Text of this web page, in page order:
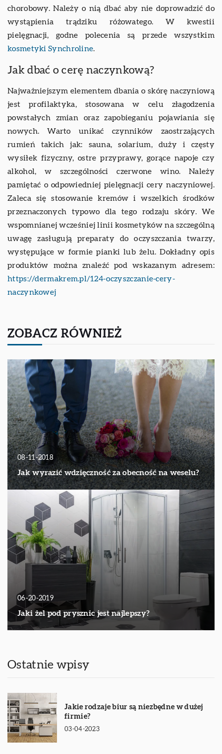
chorobowy. Należy o nią dbać aby nie doprowadzić do
wystąpienia trądziku różowatego. W kwestii
pielęgnacji, godne polecenia są przede wszystkim
kosmetyki Synchroline.
Jak dbać o cerę naczynkową?
Najważniejszym elementem dbania o skórę naczyniową
jest profilaktyka, stosowana w celu złagodzenia
powstałych zmian oraz zapobieganiu pojawiania się
nowych. Warto unikać czynników zaostrzających
rumień takich jak: sauna, solarium, duży i częsty
wysiłek fizyczny, ostre przyprawy, gorące napoje czy
alkohol, w szczególności czerwone wino. Należy
pamiętać o odpowiedniej pielęgnacji cery naczyniowej.
Zaleca się stosowanie kremów i wszelkich środków
przeznaczonych typowo dla tego rodzaju skóry. We
wspomnianej wcześniej linii kosmetyków na szczególną
uwagę zasługują preparaty do oczyszczania twarzy,
występujące w formie pianki lub żelu. Dokładny opis
produktów można znaleźć pod wskazanym adresem:
https://dermakrem.pl/124-oczyszczanie-cery-
naczynkowej
ZOBACZ RÓWNIEŻ
08-11-2018
Jak wyrazić wdzięczność za obecność na weselu?
06-20-2019
Jaki żel pod prysznic jest najlepszy?
Ostatnie wpisy
Jakie rodzaje biur są niezbędne w dużej
firmie?
03-04-2023